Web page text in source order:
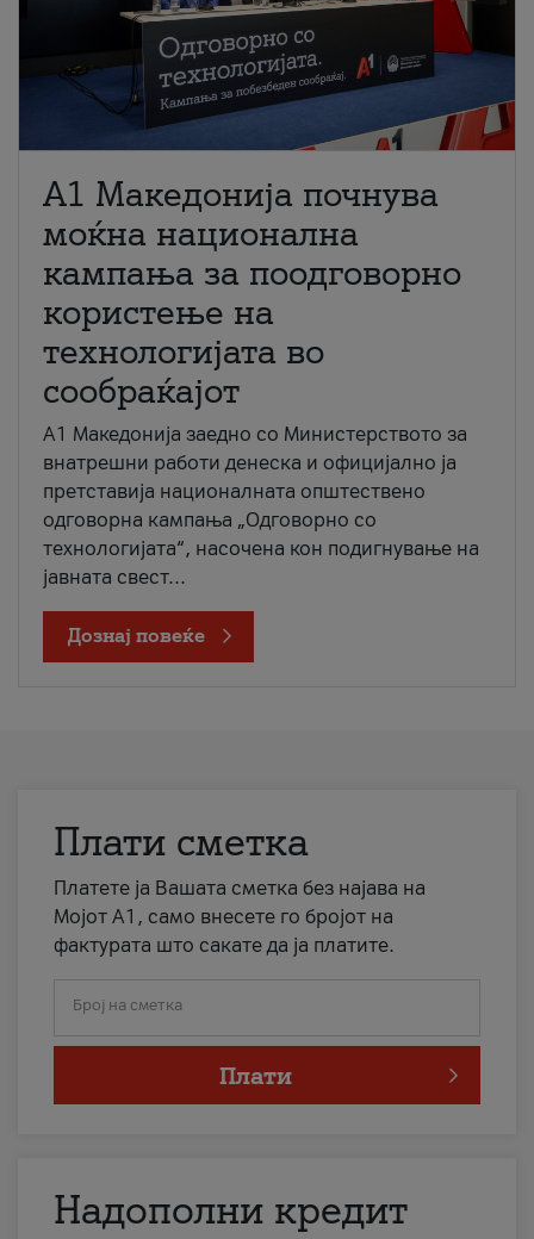
A1 Македонија почнува
моќна национална
кампања за поодговорно
користење на
технологијата во
сообраќајот
A1 Македонија заедно со Министерството за
внатрешни работи денеска и официјално ја
претставија националната општествено
одговорна кампања „Одговорно со
технологијата“, насочена кон подигнување на
јавната свест...
Дознај повеќе
Плати сметка
Платете ја Вашата сметка без најава на
Мојот А1, само внесете го бројот на
фактурата што сакате да ја платите.
Број на сметка
Плати
Надополни кредит